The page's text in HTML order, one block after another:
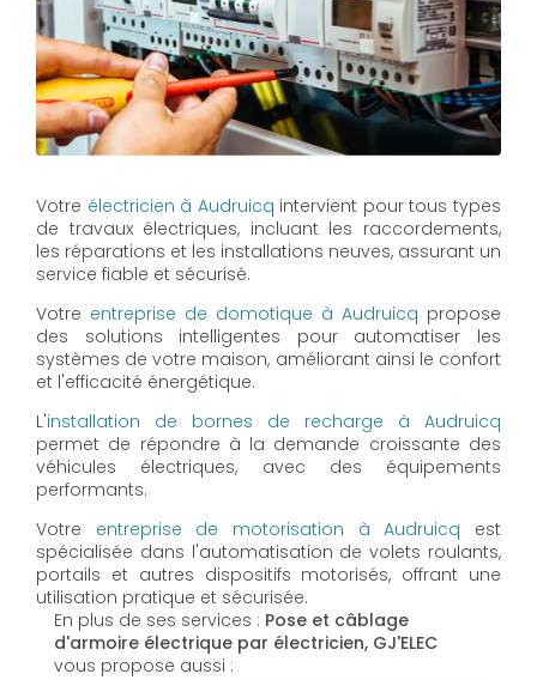
Votre électricien à Audruicq intervient pour tous types
de travaux électriques, incluant les raccordements,
les réparations et les installations neuves, assurant un
service fiable et sécurisé.
Votre entreprise de domotique à Audruicq propose
des solutions intelligentes pour automatiser les
systèmes de votre maison, améliorant ainsi le confort
et l'efficacité énergétique.
L'installation de bornes de recharge à Audruicq
permet de répondre à la demande croissante des
véhicules électriques, avec des équipements
performants.
Votre entreprise de motorisation à Audruicq est
spécialisée dans l'automatisation de volets roulants,
portails et autres dispositifs motorisés, offrant une
utilisation pratique et sécurisée.
En plus de ses services : Pose et câblage
d'armoire électrique par électricien, GJ'ELEC
vous propose aussi :